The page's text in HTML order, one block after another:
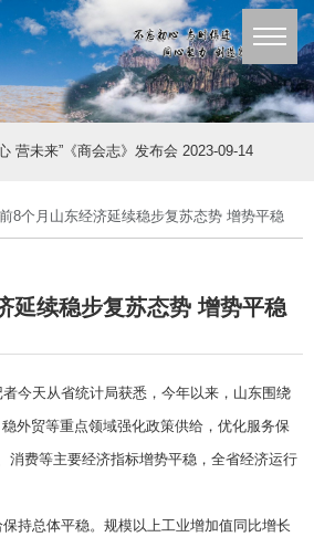
营未来”《商会志》发布会 2023-09-14
前8个月山东经济延续稳步复苏态势 增势平稳
延续稳步复苏态势 增势平稳
天从省统计局获悉，今年以来，山东围绕
外贸等重点领域强化政策供给，优化服务保
消费等主要经济指标增势平稳，全省经济运行
总体平稳。规模以上工业增加值同比增长